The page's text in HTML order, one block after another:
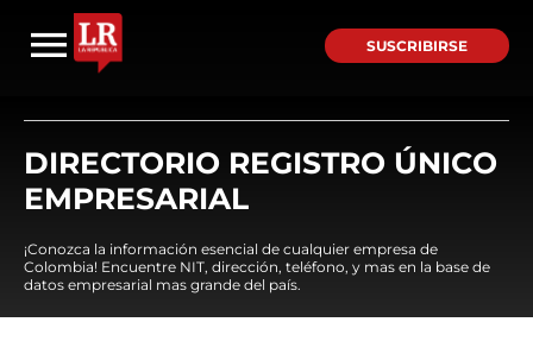
SUSCRIBIRSE
DIRECTORIO REGISTRO ÚNICO
EMPRESARIAL
¡Conozca la información esencial de cualquier empresa de
Colombia! Encuentre NIT, dirección, teléfono, y mas en la base de
datos empresarial mas grande del país.